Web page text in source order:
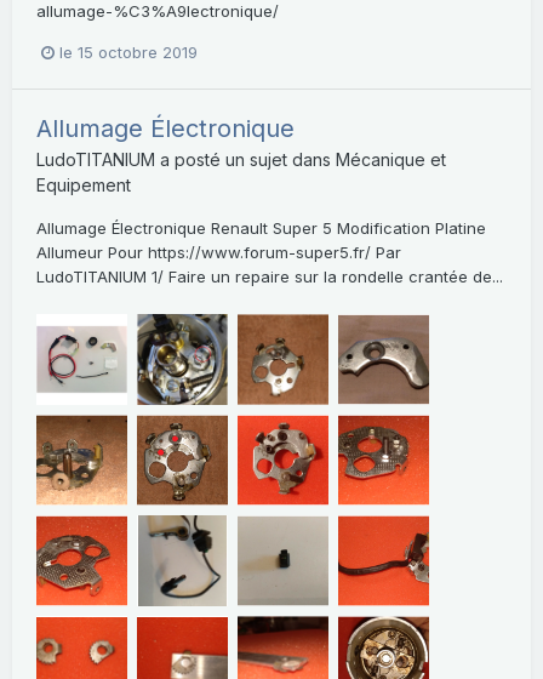
allumage-%C3%A9lectronique/
le 15 octobre 2019
Allumage Électronique
LudoTITANIUM a posté un sujet dans Mécanique et
Equipement
Allumage Électronique Renault Super 5 Modification Platine
Allumeur Pour https://www.forum-super5.fr/ Par
LudoTITANIUM 1/ Faire un repaire sur la rondelle crantée de...